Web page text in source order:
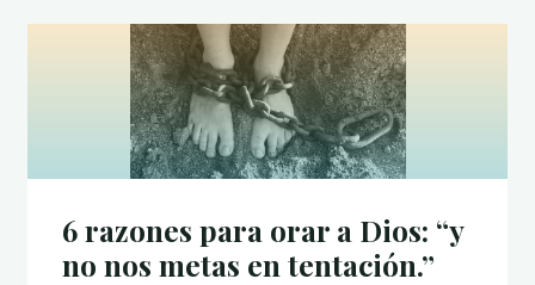
fortalecer
nuestra
fe"
6 razones para orar a Dios: “y
no nos metas en tentación.”